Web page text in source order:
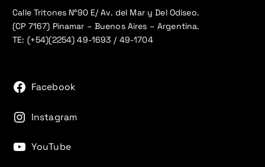
Calle Tritones N°90 E/ Av. del Mar y Del Odiseo.
(CP 7167) Pinamar – Buenos Aires – Argentina.
TE: (+54)(2254) 49-1693 / 49-1704
Facebook
Instagram
YouTube